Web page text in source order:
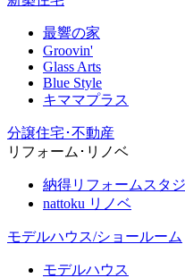
最響の家
Groovin'
Glass Arts
Blue Style
キママプラス
分譲住宅･不動産
リフォーム･リノベ
納得リフォームスタ
nattoku リノベ
モデルハウス/ショールーム
モデルハウス